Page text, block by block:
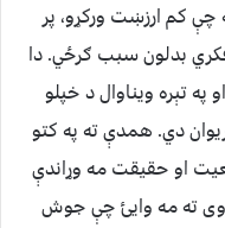
کم ارزښت ورکړو، پر
بدلون سبب ګرځي. دا
تېره ویناوال د خپلو
دي. همدې ته په کتو
او حقیقت مه وړاندې
ته مه وایئ چې جوش